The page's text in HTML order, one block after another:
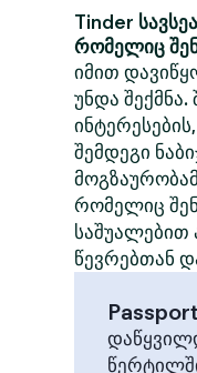
Tinder
რომელიც
იმით
უნდა
შემდეგი
რომელიც
საშუალებით
წევრებთან